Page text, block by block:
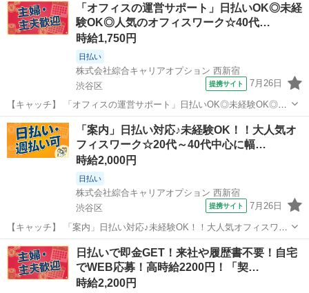
「オフィスの運営サポート」日払いOK◎未経
験OK◎人気のオフィスワーク☆40代…
時給1,750円
日払い
株式会社綜合キャリアオプション 西新宿
渋谷区
提携サイト 7月26日
【キャッチ】 「オフィスの運営サポート」日払いOK◎未経験OK◎人
気のオフィスワーク☆40代まで幅広く活躍中！ 【コメント】 《未経験
から就業可能なオフィスワーク☆》 「未経験からだと不安で…」 「ブ
ランクがあるから…」 ...
東京 渋谷区 その他
「案内」日払い対応♪未経験OK！！大人気オ
フィスワーク☆20代～40代中心に幅…
時給2,000円
日払い
株式会社綜合キャリアオプション 西新宿
渋谷区
提携サイト 7月26日
【キャッチ】 「案内」日払い対応♪未経験OK！！大人気オフィスワー
ク☆20代～40代中心に幅広い年齢層のスタッフが活躍中◎ 【コメン
ト】 ＼★☆大人気のオフィスワーク案件多数☆★／ 大人気のオフィス
ワークのお仕事を多数ご...
東京 渋谷区 電話対応
日払いで即金GET！来社や履歴書不要！自宅
でWEB応募！高時給2200円！「契…
時給2,200円